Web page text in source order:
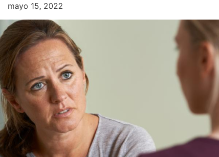
mayo 15, 2022